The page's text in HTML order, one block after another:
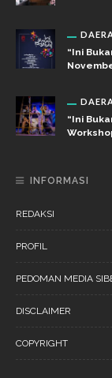
“Ini
“Ini
INFORMASI
REDAKSI
PROFIL
PEDOMAN MEDIA
DISCLAIMER
COPYRIGHT